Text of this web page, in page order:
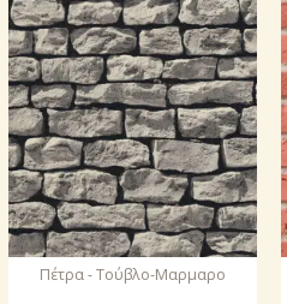
Πέτρα - Τούβλο-Μαρμαρο